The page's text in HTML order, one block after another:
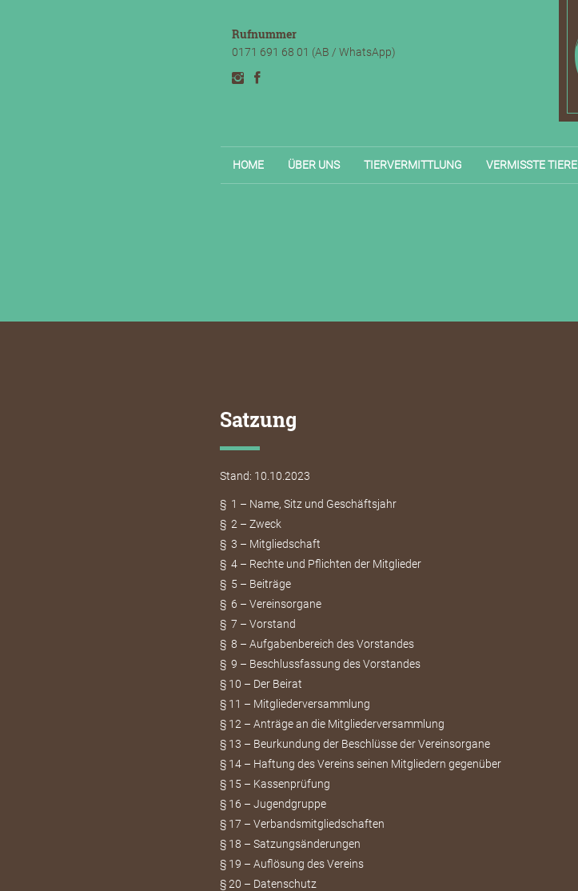
Rufnummer
0171 691 68 01 (AB / WhatsApp)
HOME ÜBER UNS TIERVERMITTLUNG VERMISSTE TIERE
Satzung
Stand: 10.10.2023
§ 1 – Name, Sitz und Geschäftsjahr
§ 2 – Zweck
§ 3 – Mitgliedschaft
§ 4 – Rechte und Pflichten der Mitglieder
§ 5 – Beiträge
§ 6 – Vereinsorgane
§ 7 – Vorstand
§ 8 – Aufgabenbereich des Vorstandes
§ 9 – Beschlussfassung des Vorstandes
§ 10 – Der Beirat
§ 11 – Mitgliederversammlung
§ 12 – Anträge an die Mitgliederversammlung
§ 13 – Beurkundung der Beschlüsse der Vereinsorgane
§ 14 – Haftung des Vereins seinen Mitgliedern gegenüber
§ 15 – Kassenprüfung
§ 16 – Jugendgruppe
§ 17 – Verbandsmitgliedschaften
§ 18 – Satzungsänderungen
§ 19 – Auflösung des Vereins
§ 20 – Datenschutz